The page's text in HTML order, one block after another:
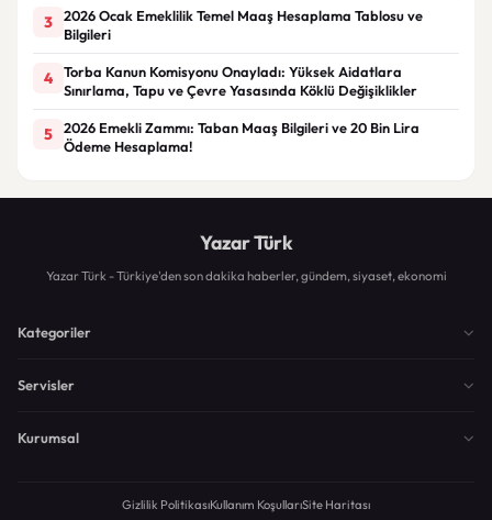
3
2026 Ocak Emeklilik Temel Maaş Hesaplama Tablosu ve
Bilgileri
4
Torba Kanun Komisyonu Onayladı: Yüksek Aidatlara
Sınırlama, Tapu ve Çevre Yasasında Köklü Değişiklikler
5
2026 Emekli Zammı: Taban Maaş Bilgileri ve 20 Bin Lira
Ödeme Hesaplama!
Yazar Türk
Yazar Türk - Türkiye'den son dakika haberler, gündem, siyaset, ekonomi
Kategoriler
Servisler
Kurumsal
Gizlilik PolitikasıKullanım KoşullarıSite Haritası